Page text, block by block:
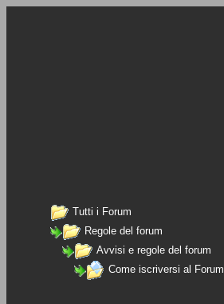
Tutti i Forum
Regole del forum
Avvisi e regole del forum
Come iscriversi al Forum